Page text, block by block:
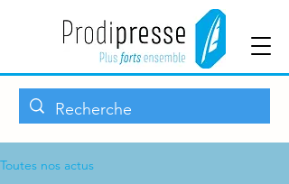
Toutes nos actus